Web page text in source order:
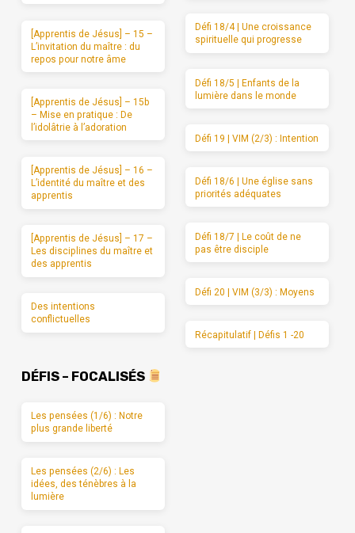
[Apprentis de Jésus] – 15 –
L’invitation du maître : du
repos pour notre âme
[Apprentis de Jésus] – 15b
– Mise en pratique : De
l’idolâtrie à l’adoration
[Apprentis de Jésus] – 16 –
L’identité du maître et des
apprentis
[Apprentis de Jésus] – 17 –
Les disciplines du maître et
des apprentis
Des intentions
conflictuelles
Défi 18/4 | Une croissance
spirituelle qui progresse
Défi 18/5 | Enfants de la
lumière dans le monde
Défi 19 | VIM (2/3) : Intention
Défi 18/6 | Une église sans
priorités adéquates
Défi 18/7 | Le coût de ne
pas être disciple
Défi 20 | VIM (3/3) : Moyens
Récapitulatif | Défis 1 -20
DÉFIS – FOCALISÉS
Les pensées (1/6) : Notre
plus grande liberté
Les pensées (2/6) : Les
idées, des ténèbres à la
lumière